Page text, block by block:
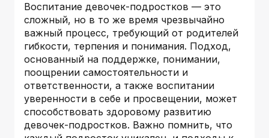
Воспитание девочек-подростков — это
сложный, но в то же время чрезвычайно
важный процесс, требующий от родителей
гибкости, терпения и понимания. Подход,
основанный на поддержке, понимании,
поощрении самостоятельности и
ответственности, а также воспитании
уверенности в себе и просвещении, может
способствовать здоровому развитию
девочек-подростков. Важно помнить, что